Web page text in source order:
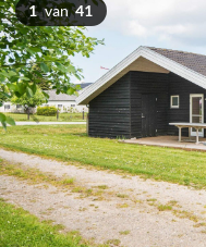
1 van 41